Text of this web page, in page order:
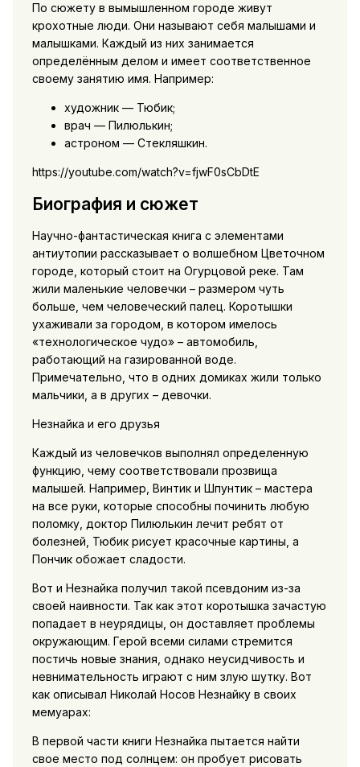
По сюжету в вымышленном городе живут
крохотные люди. Они называют себя малышами и
малышками. Каждый из них занимается
определённым делом и имеет соответственное
своему занятию имя. Например:
художник — Тюбик;
врач — Пилюлькин;
астроном — Стекляшкин.
https://youtube.com/watch?v=fjwF0sCbDtE
Биография и сюжет
Научно-фантастическая книга с элементами
антиутопии рассказывает о волшебном Цветочном
городе, который стоит на Огурцовой реке. Там
жили маленькие человечки – размером чуть
больше, чем человеческий палец. Коротышки
ухаживали за городом, в котором имелось
«технологическое чудо» – автомобиль,
работающий на газированной воде.
Примечательно, что в одних домиках жили только
мальчики, а в других – девочки.
Незнайка и его друзья
Каждый из человечков выполнял определенную
функцию, чему соответствовали прозвища
малышей. Например, Винтик и Шпунтик – мастера
на все руки, которые способны починить любую
поломку, доктор Пилюлькин лечит ребят от
болезней, Тюбик рисует красочные картины, а
Пончик обожает сладости.
Вот и Незнайка получил такой псевдоним из-за
своей наивности. Так как этот коротышка зачастую
попадает в неурядицы, он доставляет проблемы
окружающим. Герой всеми силами стремится
постичь новые знания, однако неусидчивость и
невнимательность играют с ним злую шутку. Вот
как описывал Николай Носов Незнайку в своих
мемуарах:
В первой части книги Незнайка пытается найти
свое место под солнцем: он пробует рисовать